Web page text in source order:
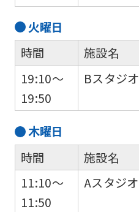
火曜日
時間
19:10～
19:50
施設名
Bスタジオ
木曜日
時間
11:10～
11:50
施設名
Aスタジオ